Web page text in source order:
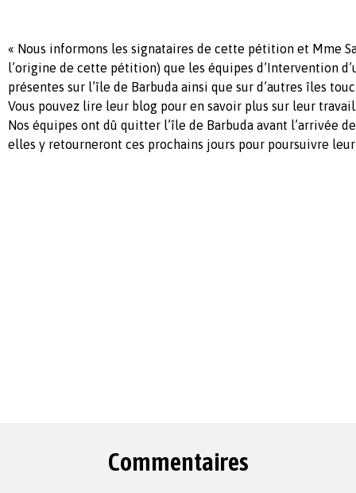
« Nous informons les signataires de cette pétition et Mme
l’origine de cette pétition) que les équipes d’Intervention
présentes sur l’île de Barbuda ainsi que sur d’autres îles
Vous pouvez lire leur blog pour en savoir plus sur leur
Nos équipes ont dû quitter l’île de Barbuda avant l’arrivée
elles y retourneront ces prochains jours pour poursuivre
Commentaires